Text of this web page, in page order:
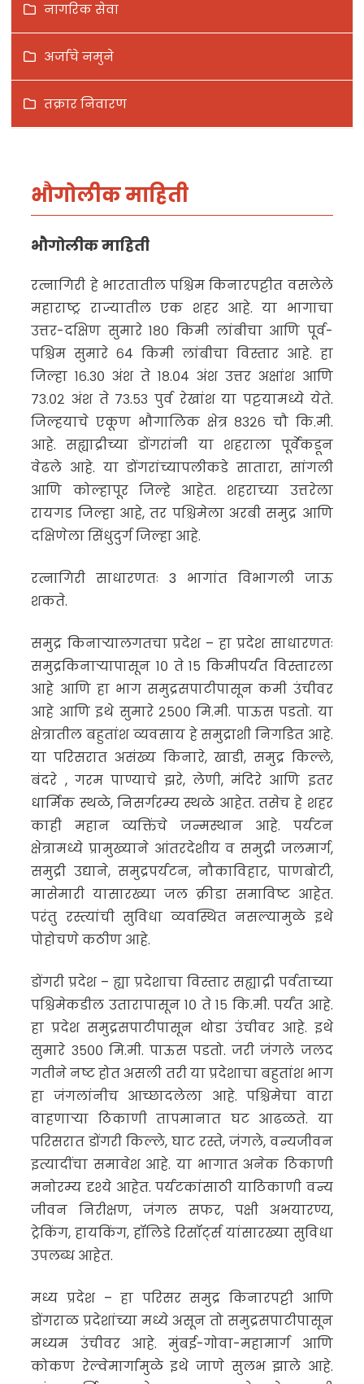
नागरिक सेवा
अर्जाचे नमुने
तक्रार निवारण
भौगोलीक माहिती
भौगोलीक माहिती
रत्नागिरी हे भारतातील पश्चिम किनारपट्टीत वसलेले
महाराष्ट्र राज्यातील एक शहर आहे. या भागाचा
उत्तर-दक्षिण सुमारे १८० किमी लांबीचा आणि पूर्व-
पश्चिम सुमारे ६४ किमी लांबीचा विस्तार आहे. हा
जिल्हा १६.३० अंश ते १८.०४ अंश उत्तर अक्षांश आणि
७३.०२ अंश ते ७३.५३ पुर्व रेखांश या पट्टयामध्ये येते.
जिल्हयाचे एकूण भौगालिक क्षेत्र ८३२६ चौ कि.मी.
आहे. सह्याद्रीच्या डोंगरांनी या शहराला पूर्वेकडून
वेढले आहे. या डोंगरांच्यापलीकडे सातारा, सांगली
आणि कोल्हापूर जिल्हे आहेत. शहराच्या उत्तरेला
रायगड जिल्हा आहे, तर पश्चिमेला अरबी समुद्र आणि
दक्षिणेला सिंधुदुर्ग जिल्हा आहे.
रत्नागिरी साधारणतः 3 भागांत विभागली जाऊ
शकते.
समुद्र किनाऱ्यालगतचा प्रदेश – हा प्रदेश साधारणतः
समुद्रकिनाऱ्यापासून १० ते १५ किमीपर्यंत विस्तारला
आहे आणि हा भाग समुद्रसपाटीपासून कमी उंचीवर
आहे आणि इथे सुमारे २५०० मि.मी. पाऊस पडतो. या
क्षेत्रातील बहुतांश व्यवसाय हे समुद्राशी निगडित आहे.
या परिसरात असंख्य किनारे, खाडी, समुद्र किल्ले,
बंदरे , गरम पाण्याचे झरे, लेणी, मंदिरे आणि इतर
धार्मिक स्थळे, निसर्गरम्य स्थळे आहेत. तसेच हे शहर
काही महान व्यक्तिंचे जन्मस्थान आहे. पर्यटन
क्षेत्रामध्ये प्रामुख्याने आंतरदेशीय व समुद्री जलमार्ग,
समुद्री उद्याने, समुद्रपर्यटन, नौकाविहार, पाणबोटी,
मासेमारी यासारख्या जल क्रीडा समाविष्ट आहेत.
परंतु रस्त्यांची सुविधा व्यवस्थित नसल्यामुळे इथे
पोहोचणे कठीण आहे.
डोंगरी प्रदेश – ह्या प्रदेशाचा विस्तार सह्याद्री पर्वताच्या
पश्चिमेकडील उतारापासून १० ते १५ कि.मी. पर्यंत आहे.
हा प्रदेश समुद्रसपाटीपासून थोडा उंचीवर आहे. इथे
सुमारे ३५०० मि.मी. पाऊस पडतो. जरी जंगले जलद
गतीने नष्ट होत असली तरी या प्रदेशाचा बहुतांश भाग
हा जंगलांनीच आच्छादलेला आहे. पश्चिमेचा वारा
वाहणाऱ्या ठिकाणी तापमानात घट आढळते. या
परिसरात डोंगरी किल्ले, घाट रस्ते, जंगले, वन्यजीवन
इत्यादींचा समावेश आहे. या भागात अनेक ठिकाणी
मनोरम्य दृश्ये आहेत. पर्यटकांसाठी याठिकाणी वन्य
जीवन निरीक्षण, जंगल सफर, पक्षी अभयारण्य,
ट्रेकिंग, हायकिंग, हॉलिडे रिसॉर्ट्स यांसारख्या सुविधा
उपलब्ध आहेत.
मध्य प्रदेश – हा परिसर समुद्र किनारपट्टी आणि
डोंगराळ प्रदेशांच्या मध्ये असून तो समुद्रसपाटीपासून
मध्यम उंचीवर आहे. मुंबई-गोवा-महामार्ग आणि
कोकण रेल्वेमार्गामुळे इथे जाणे सुलभ झाले आहे.